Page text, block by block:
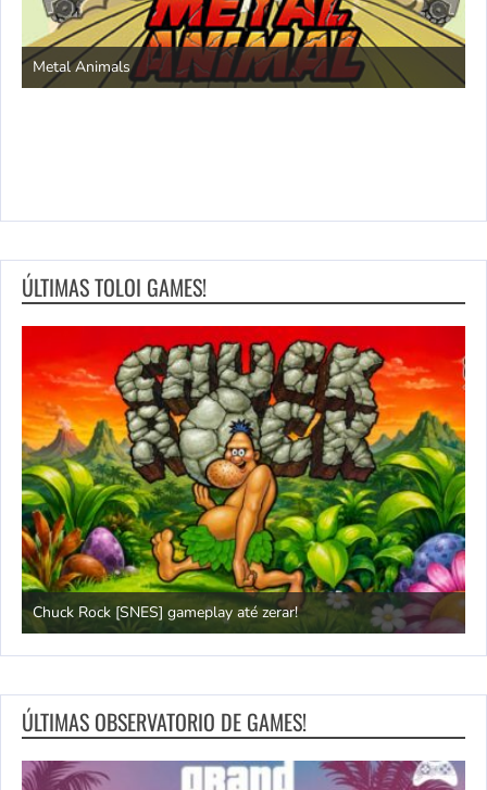
Metal Animals
ÚLTIMAS TOLOI GAMES!
Chuck Rock [SNES] gameplay até zerar!
ÚLTIMAS OBSERVATORIO DE GAMES!